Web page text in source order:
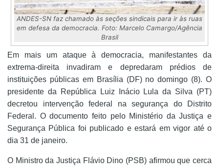
ANDES-SN faz chamado às seções sindicais para ir às ruas
em defesa da democracia. Foto: Marcelo Camargo/Agência
Brasil
Em mais um ataque à democracia, manifestantes da
extrema-direita invadiram e depredaram prédios de
instituições públicas em Brasília (DF) no domingo (8). O
presidente da República Luiz Inácio Lula da Silva (PT)
decretou intervenção federal na segurança do Distrito
Federal. O documento feito pelo Ministério da Justiça e
Segurança Pública foi publicado e estará em vigor até o
dia 31 de janeiro.
O Ministro da Justiça Flávio Dino (PSB) afirmou que cerca